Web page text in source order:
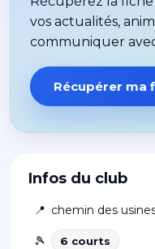
Infos du club
📍 chemin des
🎾 6 courts
vos actualités,
communiquer
Récupérer ma